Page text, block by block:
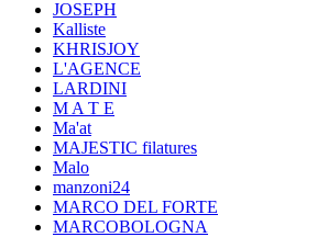
JOSEPH
Kalliste
KHRISJOY
L'AGENCE
LARDINI
M A T E
Ma'at
MAJESTIC filatures
Malo
manzoni24
MARCO DEL FORTE
MARCOBOLOGNA